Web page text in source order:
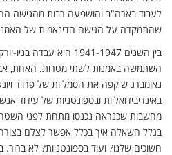
לעבוד בארה"ב והושפעה רבות מהגישה
שהתמקדה על הגישה הדינאמית של
בין השנים 1941-1947 היא
השתמשה באמנות לשתי מטרות. האחת,
נאומברג שיקפה את הסמליות של פרויד
באינדיבידואליות ובספונטניות של
מחשבות שכנראה נכנסו מתחת לפני
בגלל השאלה איך בכלל אפשר לצלם
חשוכים שלנו? ועוד בספונטניות? לא ברור.